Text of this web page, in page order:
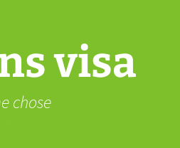
visa
chose